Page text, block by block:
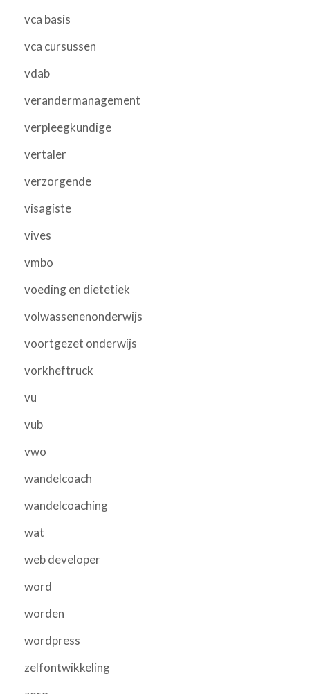
vca basis
vca cursussen
vdab
verandermanagement
verpleegkundige
vertaler
verzorgende
visagiste
vives
vmbo
voeding en dietetiek
volwassenenonderwijs
voortgezet onderwijs
vorkheftruck
vu
vub
vwo
wandelcoach
wandelcoaching
wat
web developer
word
worden
wordpress
zelfontwikkeling